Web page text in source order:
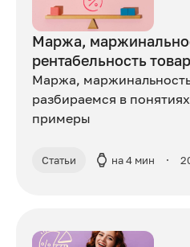
Маржа,
рентабельность
Маржа,
разбираемся в
примеры
Статьи на 4 мин